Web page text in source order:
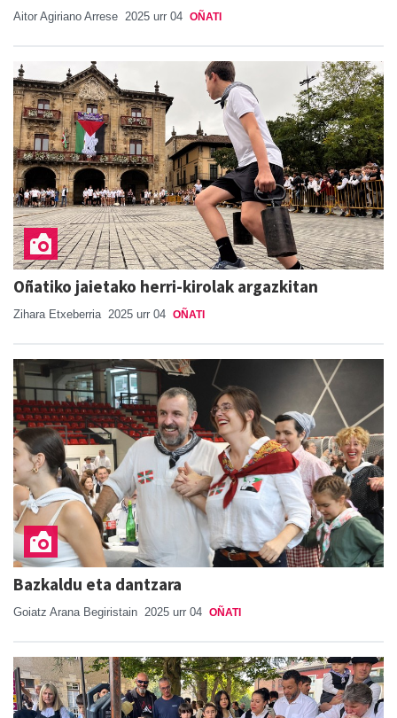
Aitor Agiriano Arrese 2025 urr 04 OÑATI
Oñatiko jaietako herri-kirolak argazkitan
Zihara Etxeberria 2025 urr 04 OÑATI
Bazkaldu eta dantzara
Goiatz Arana Begiristain 2025 urr 04 OÑATI